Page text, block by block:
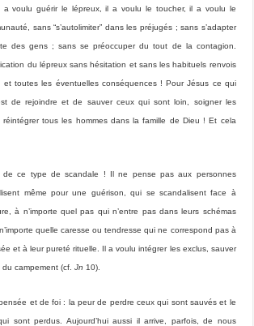
a voulu guérir le lépreux, il a voulu le toucher, il a voulu le
sans “s’autolimiter” dans les préjugés ; sans s’adapter
des gens ; sans se préoccuper du tout de la contagion.
du lépreux sans hésitation et sans les habituels renvois
et toutes les éventuelles conséquences ! Pour Jésus ce qui
de rejoindre et de sauver ceux qui sont loin, soigner les
réintégrer tous les hommes dans la famille de Dieu ! Et cela
de ce type de scandale ! Il ne pense pas aux personnes
même pour une guérison, qui se scandalisent face à
à n’importe quel pas qui n’entre pas dans leurs schémas
quelle caresse ou tendresse qui ne correspond pas à
et à leur pureté rituelle. Il a voulu intégrer les exclus, sauver
du campement (cf.Jn 10).
et de foi : la peur de perdre ceux qui sont sauvés et le
sont perdus. Aujourd’hui aussi il arrive, parfois, de nous